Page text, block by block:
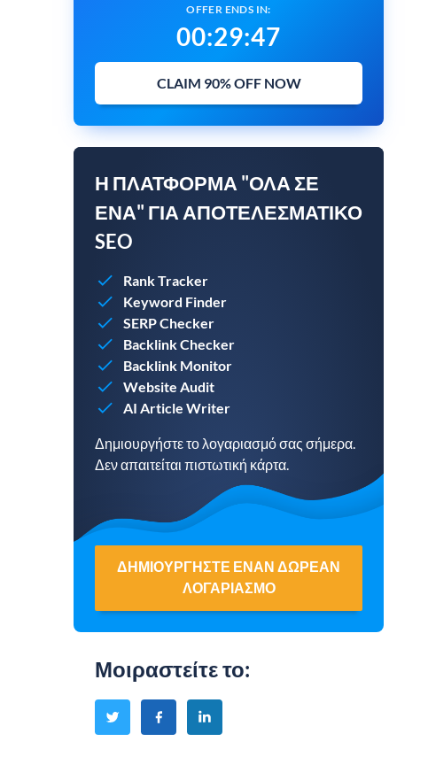
OFFER ENDS IN:
00:29:45
CLAIM 90% OFF NOW
Η ΠΛΑΤΦΌΡΜΑ "ΌΛΑ ΣΕ
ΈΝΑ" ΓΙΑ ΑΠΟΤΕΛΕΣΜΑΤΙΚΌ
SEO
Rank Tracker
Keyword Finder
SERP Checker
Backlink Checker
Backlink Monitor
Website Audit
AI Article Writer
Δημιουργήστε το λογαριασμό σας σήμερα.
Δεν απαιτείται πιστωτική κάρτα.
ΔΗΜΙΟΥΡΓΉΣΤΕ ΈΝΑΝ ΔΩΡΕΆΝ
ΛΟΓΑΡΙΑΣΜΌ
Μοιραστείτε το: